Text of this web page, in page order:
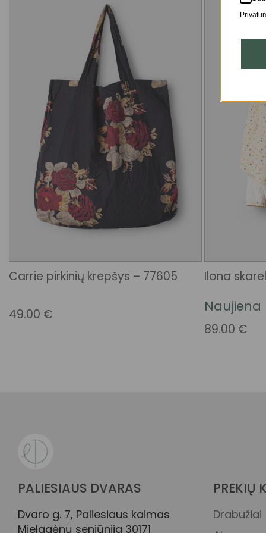
Carrie pirkinių krepšys – 77605
49.00 €
Ilona
Naujiena
89.00 €
PALIESIAUS DVARAS
Dvaro g. 7, Paliesiaus kaimas
Mielagėnų seniūnija 30171
PREKIŲ
Drabužiai